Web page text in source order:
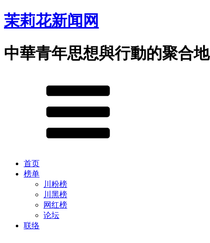
茉莉花新闻网
中華青年思想與行動的聚合地
首页
榜单
川粉榜
川黑榜
网红榜
论坛
联络